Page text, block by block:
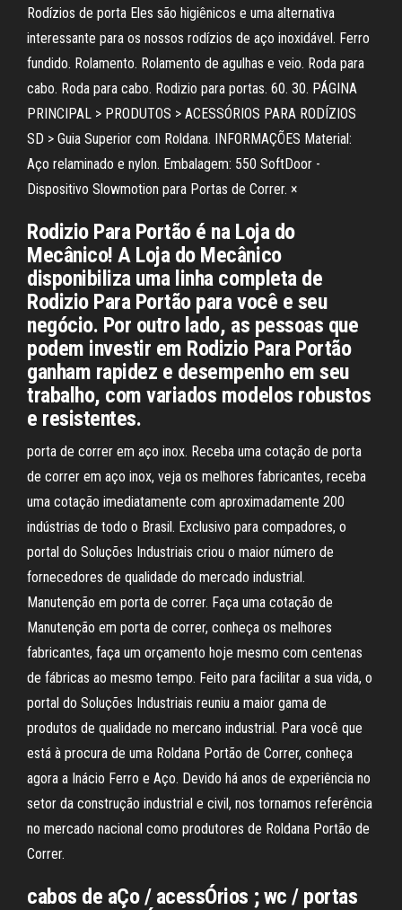
Rodízios de porta Eles são higiênicos e uma alternativa
interessante para os nossos rodízios de aço inoxidável. Ferro
fundido. Rolamento. Rolamento de agulhas e veio. Roda para
cabo. Roda para cabo. Rodizio para portas. 60. 30. PÁGINA
PRINCIPAL > PRODUTOS > ACESSÓRIOS PARA RODÍZIOS
SD > Guia Superior com Roldana. INFORMAÇÕES Material:
Aço relaminado e nylon. Embalagem: 550 SoftDoor -
Dispositivo Slowmotion para Portas de Correr. ×
Rodizio Para Portão é na Loja do
Mecânico! A Loja do Mecânico
disponibiliza uma linha completa de
Rodizio Para Portão para você e seu
negócio. Por outro lado, as pessoas que
podem investir em Rodizio Para Portão
ganham rapidez e desempenho em seu
trabalho, com variados modelos robustos
e resistentes.
porta de correr em aço inox. Receba uma cotação de porta
de correr em aço inox, veja os melhores fabricantes, receba
uma cotação imediatamente com aproximadamente 200
indústrias de todo o Brasil. Exclusivo para compadores, o
portal do Soluções Industriais criou o maior número de
fornecedores de qualidade do mercado industrial.
Manutenção em porta de correr. Faça uma cotação de
Manutenção em porta de correr, conheça os melhores
fabricantes, faça um orçamento hoje mesmo com centenas
de fábricas ao mesmo tempo. Feito para facilitar a sua vida, o
portal do Soluções Industriais reuniu a maior gama de
produtos de qualidade no mercano industrial. Para você que
está à procura de uma Roldana Portão de Correr, conheça
agora a Inácio Ferro e Aço. Devido há anos de experiência no
setor da construção industrial e civil, nos tornamos referência
no mercado nacional como produtores de Roldana Portão de
Correr.
cabos de aÇo / acessÓrios ; wc / portas